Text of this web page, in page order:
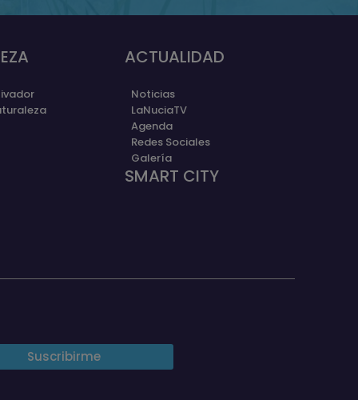
ACTUALIDAD
Noticias
LaNuciaTV
Agenda
Redes Sociales
Galería
SMART CITY